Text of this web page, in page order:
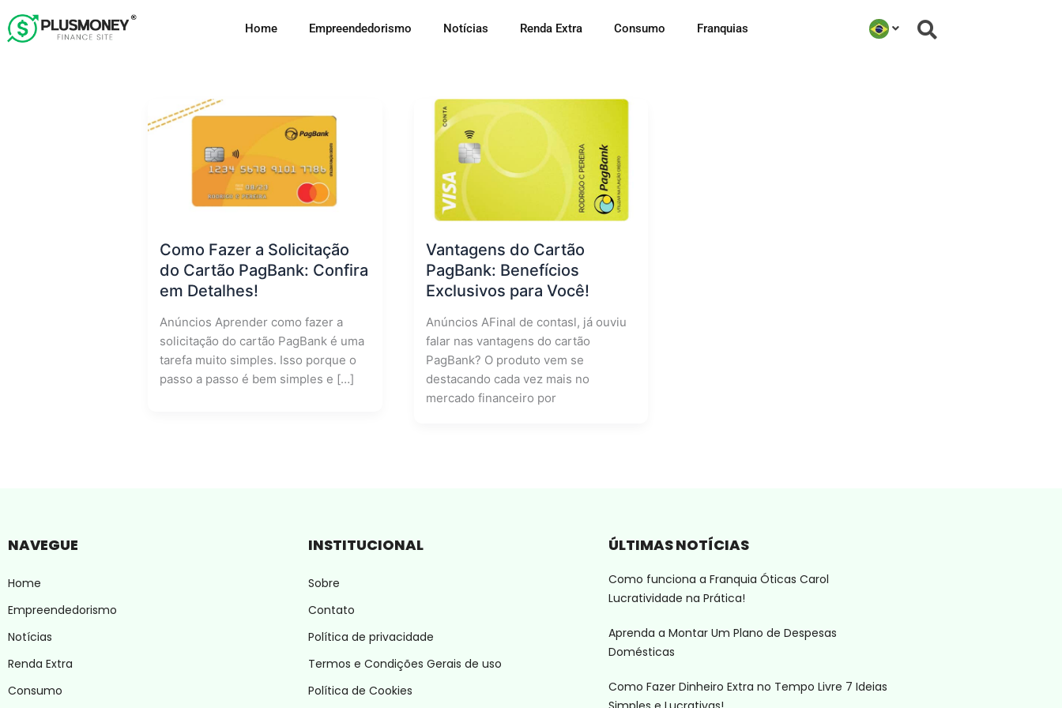
para
Home Empreendedorismo Notícias Renda Extra Consumo Franquias
Como Fazer a Solicitação
do Cartão PagBank: Confira
em Detalhes!
Anúncios Aprender como fazer a
solicitação do cartão PagBank é uma
tarefa muito simples. Isso porque o
passo a passo é bem simples e […]
Vantagens do Cartão
PagBank: Benefícios
Exclusivos para Você!
Anúncios AFinal de contasl, já ouviu
falar nas vantagens do cartão
PagBank? O produto vem se
destacando cada vez mais no
mercado financeiro por
NAVEGUE
Home
Empreendedorismo
Notícias
Renda Extra
Consumo
INSTITUCIONAL
Sobre
Contato
Política de privacidade
Termos e Condições Gerais de uso
Política de Cookies
ÚLTIMAS NOTÍCIAS
Como funciona a Franquia Óticas Carol
Lucratividade na Prática!
Aprenda a Montar Um Plano de Despesas
Domésticas
Como Fazer Dinheiro Extra no Tempo Livre 7 Ideias